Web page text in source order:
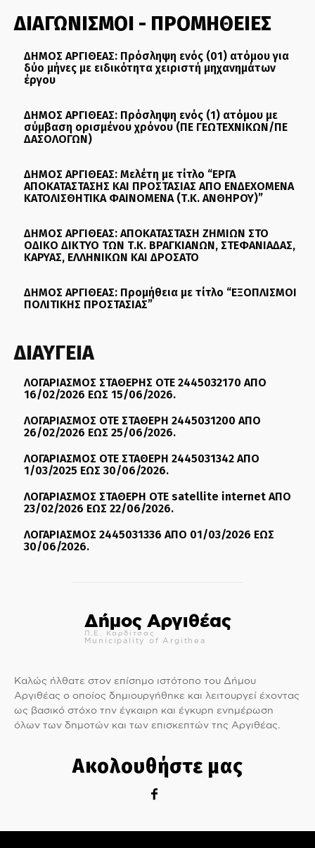
ΔΙΑΓΩΝΙΣΜΟΙ - ΠΡΟΜΗΘΕΙΕΣ
ΔΗΜΟΣ ΑΡΓΙΘΕΑΣ: Πρόσληψη ενός (01) ατόμου για
δύο μήνες με ειδικότητα χειριστή μηχανημάτων
έργου
ΔΗΜΟΣ ΑΡΓΙΘΕΑΣ: Πρόσληψη ενός (1) ατόμου με
σύμβαση ορισμένου χρόνου (ΠΕ ΓΕΩΤΕΧΝΙΚΩΝ/ΠΕ
ΔΑΣΟΛΟΓΩΝ)
ΔΗΜΟΣ ΑΡΓΙΘΕΑΣ: Μελέτη με τίτλο “ΕΡΓΑ
ΑΠΟΚΑΤΑΣΤΑΣΗΣ ΚΑΙ ΠΡΟΣΤΑΣΙΑΣ ΑΠΟ ΕΝΔΕΧΟΜΕΝΑ
ΚΑΤΟΛΙΣΘΗΤΙΚΑ ΦΑΙΝΟΜΕΝΑ (Τ.Κ. ΑΝΘΗΡΟΥ)”
ΔΗΜΟΣ ΑΡΓΙΘΕΑΣ: ΑΠΟΚΑΤΑΣΤΑΣΗ ΖΗΜΙΩΝ ΣΤΟ
ΟΔΙΚΟ ΔΙΚΤΥΟ ΤΩΝ Τ.Κ. ΒΡΑΓΚΙΑΝΩΝ, ΣΤΕΦΑΝΙΑΔΑΣ,
ΚΑΡΥΑΣ, ΕΛΛΗΝΙΚΩΝ ΚΑΙ ΔΡΟΣΑΤΟ
ΔΗΜΟΣ ΑΡΓΙΘΕΑΣ: Προμήθεια με τίτλο “ΕΞΟΠΛΙΣΜΟΙ
ΠΟΛΙΤΙΚΗΣ ΠΡΟΣΤΑΣΙΑΣ”
ΔΙΑΥΓΕΙΑ
ΛΟΓΑΡΙΑΣΜΟΣ ΣΤΑΘΕΡΗΣ ΟΤΕ 2445032170 ΑΠΟ
16/02/2026 ΕΩΣ 15/06/2026.
ΛΟΓΑΡΙΑΣΜΟΣ ΟΤΕ ΣΤΑΘΕΡΗ 2445031200 ΑΠΟ
26/02/2026 ΕΩΣ 25/06/2026.
ΛΟΓΑΡΙΑΣΜΟΣ ΟΤΕ ΣΤΑΘΕΡΗ 2445031342 ΑΠΟ
1/03/2025 ΕΩΣ 30/06/2026.
ΛΟΓΑΡΙΑΣΜΟΣ ΣΤΑΘΕΡΗ ΟΤΕ satellite internet ΑΠΟ
23/02/2026 ΕΩΣ 22/06/2026.
ΛΟΓΑΡΙΑΣΜΟΣ 2445031336 ΑΠΟ 01/03/2026 ΕΩΣ
30/06/2026.
Δήμος Αργιθέας
Π.Ε. Καρδίτσας
Municipality of Argithea
Καλώς ήλθατε στον επίσημο ιστότοπο του Δήμου
Αργιθέας ο οποίος δημιουργήθηκε και λειτουργεί έχοντας
ως βασικό στόχο την έγκαιρη και έγκυρη ενημέρωση
όλων των δημοτών και των επισκεπτών της Αργιθέας.
Ακολουθήστε μας